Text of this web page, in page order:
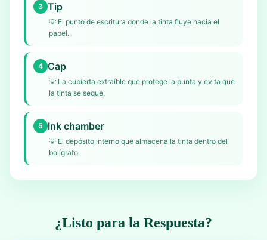
3 Tip
💡 El punto de escritura donde la tinta fluye hacia el
papel.
4 Cap
💡 La cubierta extraíble que protege la punta y evita que
la tinta se seque.
5 Ink chamber
💡 El depósito interno que almacena la tinta dentro del
bolígrafo.
¿Listo para la Respuesta?